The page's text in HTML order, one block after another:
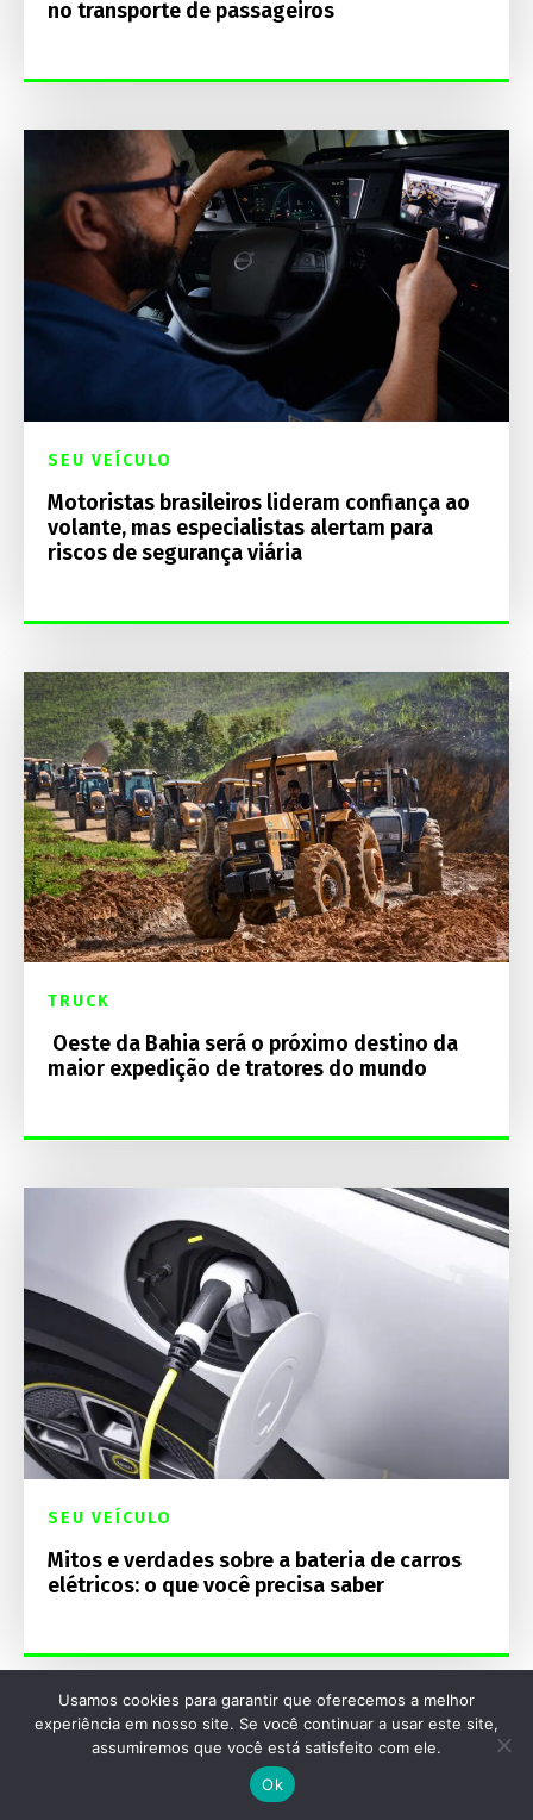
no transporte de passageiros
SEU VEÍCULO
Motoristas brasileiros lideram confiança ao
volante, mas especialistas alertam para
riscos de segurança viária
TRUCK
Oeste da Bahia será o próximo destino da
maior expedição de tratores do mundo
SEU VEÍCULO
Mitos e verdades sobre a bateria de carros
elétricos: o que você precisa saber
Destaques Mecânica Online
Usamos cookies para garantir que oferecemos a melhor
experiência em nosso site. Se você continuar a usar este site,
assumiremos que você está satisfeito com ele.
Ok